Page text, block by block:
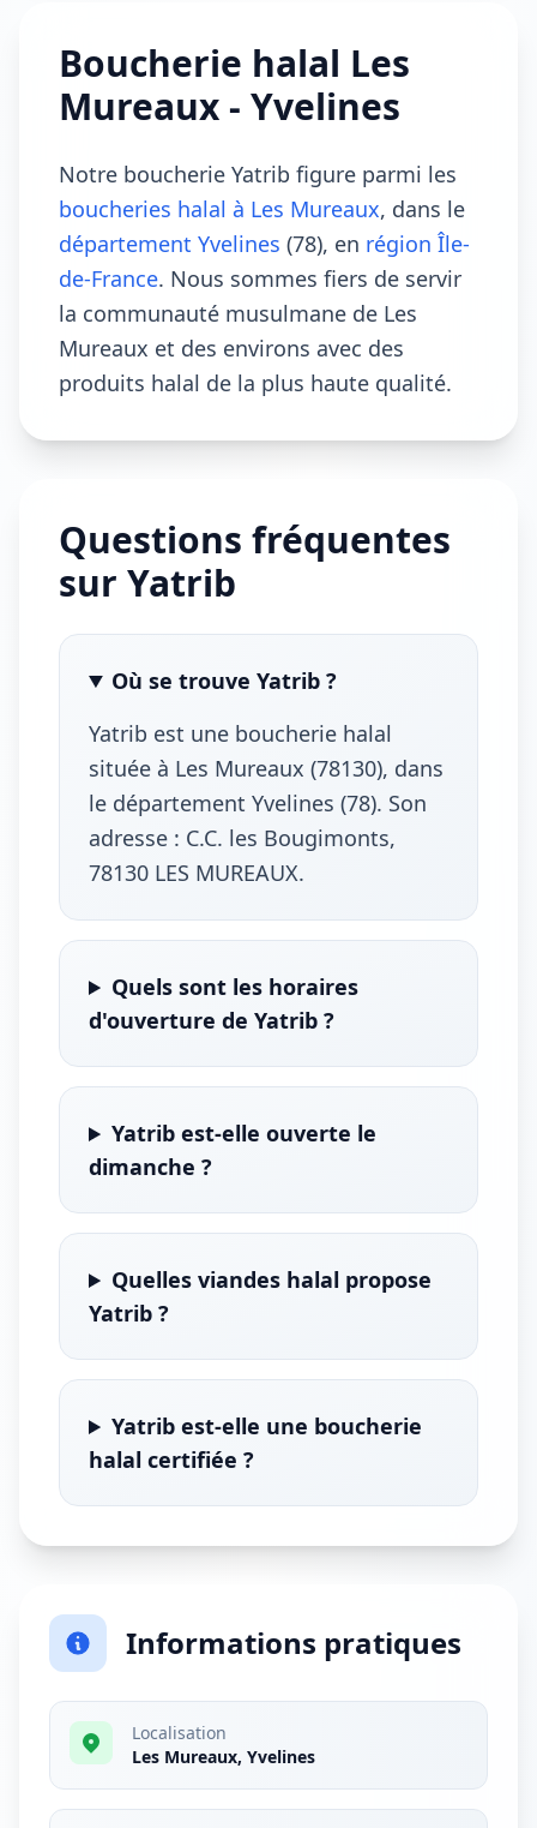
Boucherie halal Les
Mureaux - Yvelines
Notre boucherie Yatrib figure parmi les
boucheries halal à Les Mureaux, dans le
département Yvelines (78), en région Île-
de-France. Nous sommes fiers de servir
la communauté musulmane de Les
Mureaux et des environs avec des
produits halal de la plus haute qualité.
Questions fréquentes
sur Yatrib
Où se trouve Yatrib ?
Yatrib est une boucherie halal
située à Les Mureaux (78130), dans
le département Yvelines (78). Son
adresse : C.C. les Bougimonts,
78130 LES MUREAUX.
Quels sont les horaires
d'ouverture de Yatrib ?
Yatrib est-elle ouverte le
dimanche ?
Quelles viandes halal propose
Yatrib ?
Yatrib est-elle une boucherie
halal certifiée ?
Informations pratiques
Localisation
Les Mureaux, Yvelines